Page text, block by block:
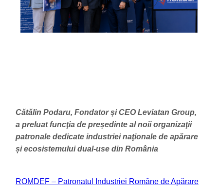
Cătălin Podaru, Fondator și CEO Leviatan Group,
a preluat funcţia de președinte al noii organizaţii
patronale dedicate industriei naţionale de apărare
și ecosistemului dual-use din România
ROMDEF – Patronatul Industriei Române de Apărare